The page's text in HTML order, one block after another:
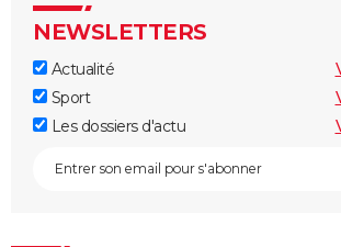
NEWSLETTERS
Actualité
Sport
Les dossiers d'actu